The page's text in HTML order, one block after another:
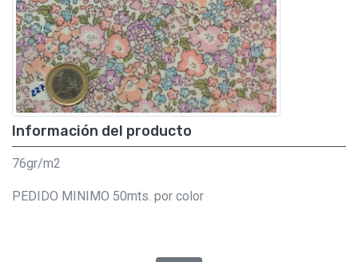
Información del producto
76gr/m2
PEDIDO MINIMO 50mts. por color